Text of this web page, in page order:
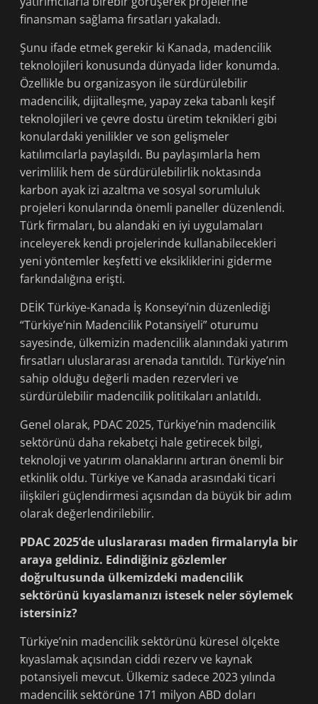
finansman sağlama fırsatları yakaladı.
Şunu ifade etmek gerekir ki Kanada, madencilik
teknolojileri konusunda dünyada lider konumda.
Özellikle bu organizasyon ile sürdürülebilir
madencilik, dijitalleşme, yapay zeka tabanlı keşif
teknolojileri ve çevre dostu üretim teknikleri gibi
konulardaki yenilikler ve son gelişmeler
katılımcılarla paylaşıldı. Bu paylaşımlarla hem
verimlilik hem de sürdürülebilirlik noktasında
karbon ayak izi azaltma ve sosyal sorumluluk
projeleri konularında önemli paneller düzenlendi.
Türk firmaları, bu alandaki en iyi uygulamaları
inceleyerek kendi projelerinde kullanabilecekleri
yeni yöntemler keşfetti ve eksikliklerini giderme
farkındalığına erişti.
DEİK Türkiye-Kanada İş Konseyi’nin düzenlediği
“Türkiye’nin Madencilik Potansiyeli” oturumu
sayesinde, ülkemizin madencilik alanındaki yatırım
fırsatları uluslararası arenada tanıtıldı. Türkiye’nin
sahip olduğu değerli maden rezervleri ve
sürdürülebilir madencilik politikaları anlatıldı.
Genel olarak, PDAC 2025, Türkiye’nin madencilik
sektörünü daha rekabetçi hale getirecek bilgi,
teknoloji ve yatırım olanaklarını artıran önemli bir
etkinlik oldu. Türkiye ve Kanada arasındaki ticari
ilişkileri güçlendirmesi açısından da büyük bir adım
olarak değerlendirilebilir.
PDAC 2025’de uluslararası maden firmalarıyla bir
araya geldiniz. Edindiğiniz gözlemler
doğrultusunda ülkemizdeki madencilik
sektörünü kıyaslamanızı istesek neler söylemek
istersiniz?
Türkiye’nin madencilik sektörünü küresel ölçekte
kıyaslamak açısından ciddi rezerv ve kaynak
potansiyeli mevcut. Ülkemiz sadece 2023 yılında
madencilik sektörüne 171 milyon ABD doları